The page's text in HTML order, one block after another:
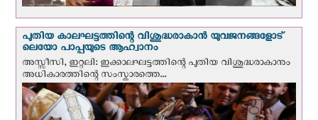
പുതിയ കാലഘട്ടത്തിന്റെ വിശുദ്ധരാകാന്‍ യുവജനങ്ങളോട്
ലെയോ പാപ്പയുടെ ആഹ്വാനം
അസ്സീസി, ഇറ്റലി: ഇക്കാലഘട്ടത്തിന്റെ പുതിയ വിശുദ്ധരാകാനും
അധികാരത്തിന്റെ സംസ്കാരത്തെ...